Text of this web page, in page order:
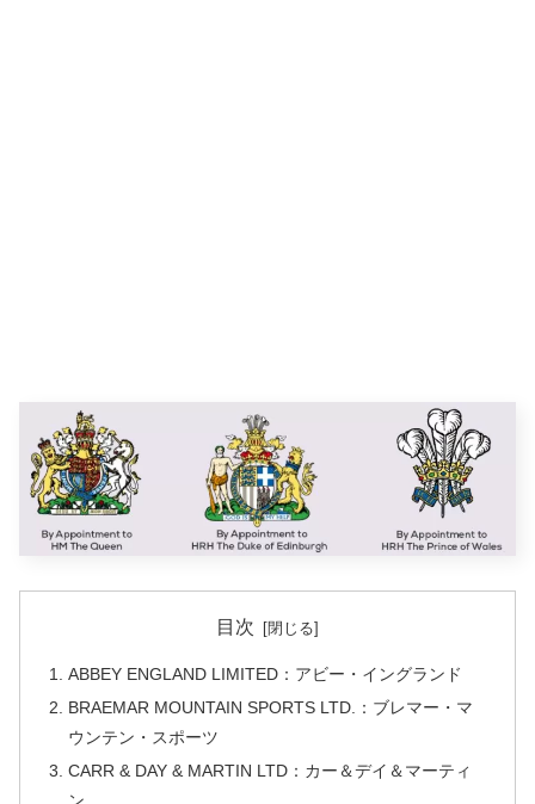
目次
ABBEY ENGLAND LIMITED：アビー・イングランド
BRAEMAR MOUNTAIN SPORTS LTD.：ブレマー・マ
ウンテン・スポーツ
CARR & DAY & MARTIN LTD：カー＆デイ＆マーティ
ン